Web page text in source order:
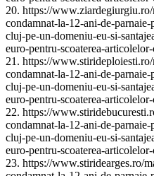
20. https://
condamnat-la-12-ani-de-
cluj-pe-un-domeniu-eu-si-
euro-pentru-scoaterea-
21. https://
condamnat-la-12-ani-de-
cluj-pe-un-domeniu-eu-si-
euro-pentru-scoaterea-
22. https://
condamnat-la-12-ani-de-
cluj-pe-un-domeniu-eu-si-
euro-pentru-scoaterea-
23. https://www.stiridearges.ro/